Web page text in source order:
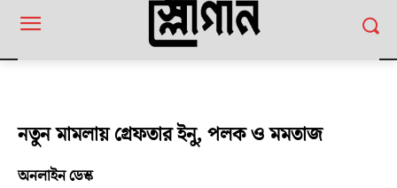
নতুন মামলায় গ্রেফতার ইনু, পলক ও মমতাজ
অনলাইন ডেস্ক